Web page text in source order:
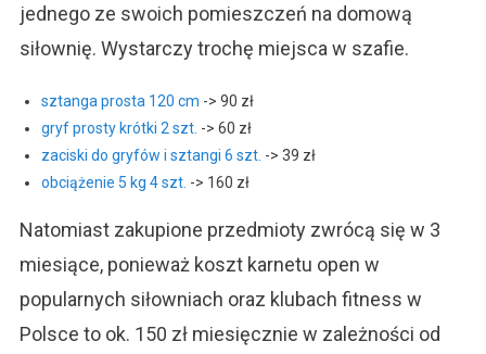
jednego ze swoich pomieszczeń na domową
siłownię. Wystarczy trochę miejsca w szafie.
sztanga prosta 120 cm -> 90 zł
gryf prosty krótki 2 szt. -> 60 zł
zaciski do gryfów i sztangi 6 szt. -> 39 zł
obciążenie 5 kg 4 szt. -> 160 zł
Natomiast zakupione przedmioty zwrócą się w 3
miesiące, ponieważ koszt karnetu open w
popularnych siłowniach oraz klubach fitness w
Polsce to ok. 150 zł miesięcznie w zależności od